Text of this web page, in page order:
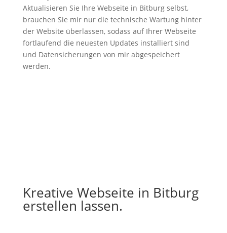
Aktualisieren Sie Ihre Webseite in Bitburg selbst,
brauchen Sie mir nur die technische Wartung hinter
der Website überlassen, sodass auf Ihrer Webseite
fortlaufend die neuesten Updates installiert sind
und Datensicherungen von mir abgespeichert
werden.
Kreative Webseite in Bitburg
erstellen lassen.